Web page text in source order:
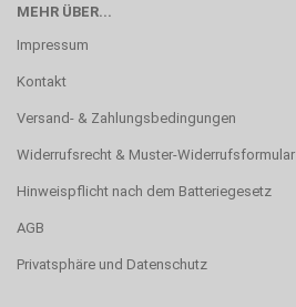
MEHR ÜBER...
Impressum
Kontakt
Versand- & Zahlungsbedingungen
Widerrufsrecht & Muster-Widerrufsformular
Hinweispflicht nach dem Batteriegesetz
AGB
Privatsphäre und Datenschutz